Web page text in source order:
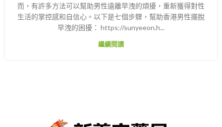
而，有許多方法可以幫助男性遠離早洩的煩擾，重新獲得對性
生活的掌控感和自信心。以下是七個步驟，幫助香港男性擺脫
早洩的困擾： https://sunyeeon.h...
繼續閱讀